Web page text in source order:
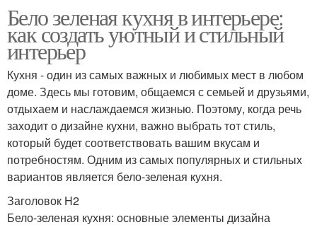
Бело зеленая кухня в интерьере:
как создать уютный и стильный
интерьер
Кухня - один из самых важных и любимых мест в любом
доме. Здесь мы готовим, общаемся с семьей и друзьями,
отдыхаем и наслаждаемся жизнью. Поэтому, когда речь
заходит о дизайне кухни, важно выбрать тот стиль,
который будет соответствовать вашим вкусам и
потребностям. Одним из самых популярных и стильных
вариантов является бело-зеленая кухня.
Заголовок H2
Бело-зеленая кухня: основные элементы дизайна